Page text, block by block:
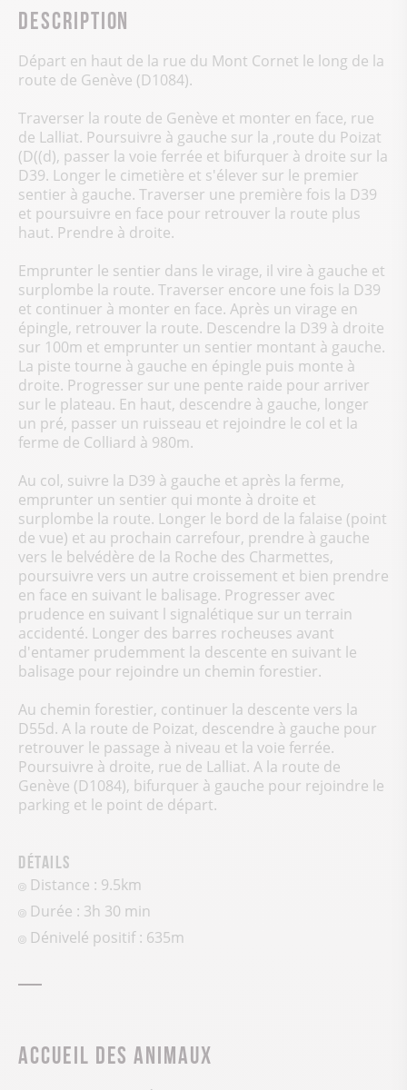
Description
Départ en haut de la rue du Mont Cornet le long de la
route de Genève (D1084).
Traverser la route de Genève et monter en face, rue
de Lalliat. Poursuivre à gauche sur la ,route du Poizat
(D((d), passer la voie ferrée et bifurquer à droite sur la
D39. Longer le cimetière et s'élever sur le premier
sentier à gauche. Traverser une première fois la D39
et poursuivre en face pour retrouver la route plus
haut. Prendre à droite.
Emprunter le sentier dans le virage, il vire à gauche et
surplombe la route. Traverser encore une fois la D39
et continuer à monter en face. Après un virage en
épingle, retrouver la route. Descendre la D39 à droite
sur 100m et emprunter un sentier montant à gauche.
La piste tourne à gauche en épingle puis monte à
droite. Progresser sur une pente raide pour arriver
sur le plateau. En haut, descendre à gauche, longer
un pré, passer un ruisseau et rejoindre le col et la
ferme de Colliard à 980m.
Au col, suivre la D39 à gauche et après la ferme,
emprunter un sentier qui monte à droite et
surplombe la route. Longer le bord de la falaise (point
de vue) et au prochain carrefour, prendre à gauche
vers le belvédère de la Roche des Charmettes,
poursuivre vers un autre croissement et bien prendre
en face en suivant le balisage. Progresser avec
prudence en suivant l signalétique sur un terrain
accidenté. Longer des barres rocheuses avant
d'entamer prudemment la descente en suivant le
balisage pour rejoindre un chemin forestier.
Au chemin forestier, continuer la descente vers la
D55d. A la route de Poizat, descendre à gauche pour
retrouver le passage à niveau et la voie ferrée.
Poursuivre à droite, rue de Lalliat. A la route de
Genève (D1084), bifurquer à gauche pour rejoindre le
parking et le point de départ.
Détails
Distance : 9.5km
Durée : 3h 30 min
Dénivelé positif : 635m
Accueil des animaux